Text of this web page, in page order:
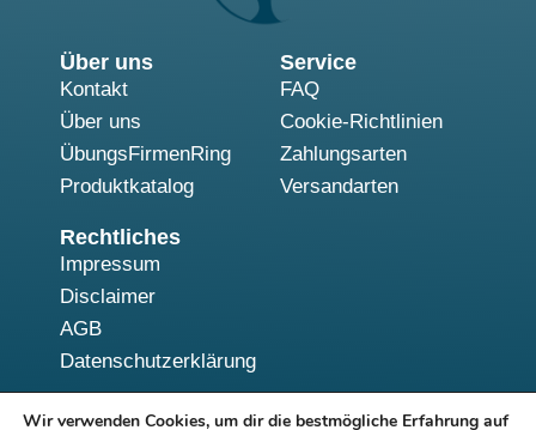
Über uns
Kontakt
Über uns
ÜbungsFirmenRing
Produktkatalog
Service
FAQ
Cookie-Richtlinien
Zahlungsarten
Versandarten
Rechtliches
Impressum
Disclaimer
AGB
Datenschutzerklärung
Wir verwenden Cookies, um dir die bestmögliche Erfahrung auf